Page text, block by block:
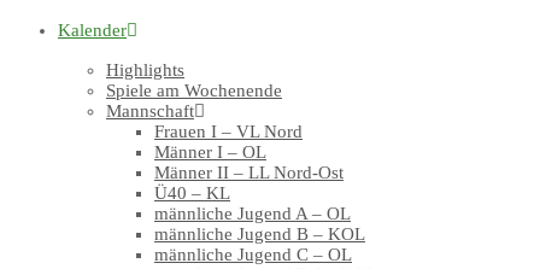
Kalender
Highlights
Spiele am Wochenende
Mannschaft
Frauen I – VL Nord
Männer I – OL
Männer II – LL Nord-Ost
Ü40 – KL
männliche Jugend A – OL
männliche Jugend B – KOL
männliche Jugend C – OL